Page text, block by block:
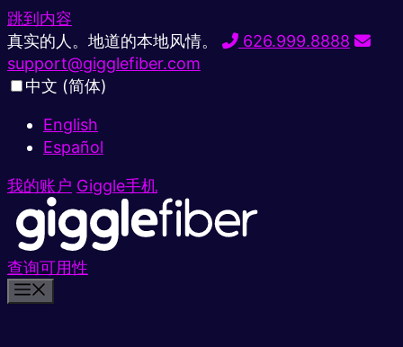
跳到内容
真实的人。地道的本地风情。
626.999.8888
support@gigglefiber.com
中文 (简体)
English
Español
我的账户 Giggle手机
查询可用性